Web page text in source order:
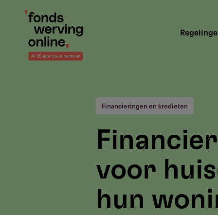
Overslaan
Hoofdnavigatie
Financieringen en kredieten
voor
hun